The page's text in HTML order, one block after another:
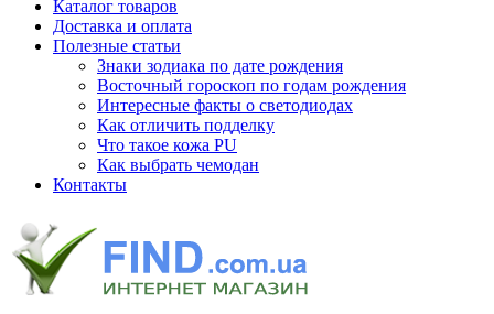
Каталог товаров
Доставка и оплата
Полезные статьи
Знаки зодиака по дате рождения
Восточный гороскоп по годам рождения
Интересные факты о светодиодах
Как отличить подделку
Что такое кожа PU
Как выбрать чемодан
Контакты